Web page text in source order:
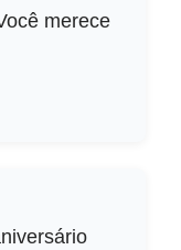
merece